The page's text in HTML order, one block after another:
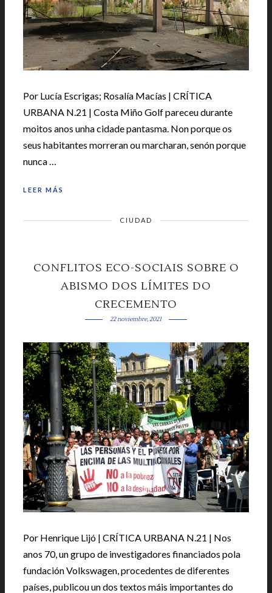
Por Lucía Escrigas; Rosalía Macías | CRÍTICA
URBANA N.21 | Costa Miño Golf pareceu durante
moitos anos unha cidade pantasma. Non porque os
seus habitantes morreran ou marcharan, senón porque
nunca …
LEER MÁS
CIUDAD
CONFLITOS ECO-SOCIAIS SOBRE O
ABISMO DOS LÍMITES DO
CRECEMENTO
22 noviembre, 2021
Por Henrique Lijó | CRÍTICA URBANA N.21 | Nos
anos 70, un grupo de investigadores financiados pola
fundación Volkswagen, procedentes de diferentes
países, publicou un dos textos máis importantes do